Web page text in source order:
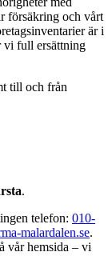
försäkring och vårt
är i
vi full ersättning
till och från
.
telefon: 010-
malardalen.se.
vår hemsida – vi